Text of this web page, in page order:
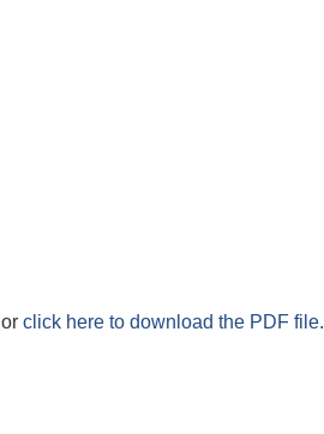
or click here to download the PDF file.